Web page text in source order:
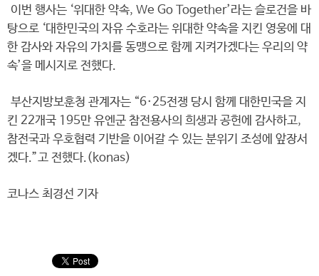
이번 행사는 ‘위대한 약속, We Go Together’라는 슬로건을 바
탕으로 ‘대한민국의 자유 수호라는 위대한 약속을 지킨 영웅에 대
한 감사와 자유의 가치를 동맹으로 함께 지켜가겠다는 우리의 약
속’을 메시지로 전했다.
부산지방보훈청 관계자는 “6·25전쟁 당시 함께 대한민국을 지
킨 22개국 195만 유엔군 참전용사의 희생과 공헌에 감사하고,
참전국과 우호협력 기반을 이어갈 수 있는 분위기 조성에 앞장서
겠다.”고 전했다.(konas)
코나스 최경선 기자